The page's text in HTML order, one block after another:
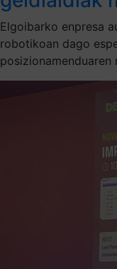
Elgoibarko enpresa
robotikoan dago